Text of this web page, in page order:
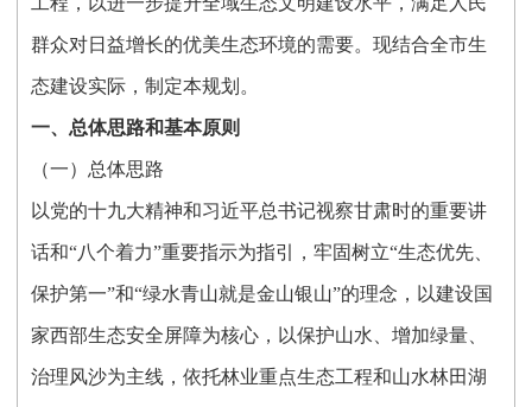
群众对日益增长的优美生态环境的需要。现结合全市生
态建设实际，制定本规划。
一、总体思路和基本原则
（一）总体思路
以党的十九大精神和习近平总书记视察甘肃时的重要讲
话和“八个着力”重要指示为指引，牢固树立“生态优先、
保护第一”和“绿水青山就是金山银山”的理念，以建设国
家西部生态安全屏障为核心，以保护山水、增加绿量、
治理风沙为主线，依托林业重点生态工程和山水林田湖